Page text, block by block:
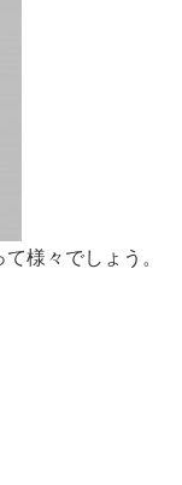
様々でしょう。